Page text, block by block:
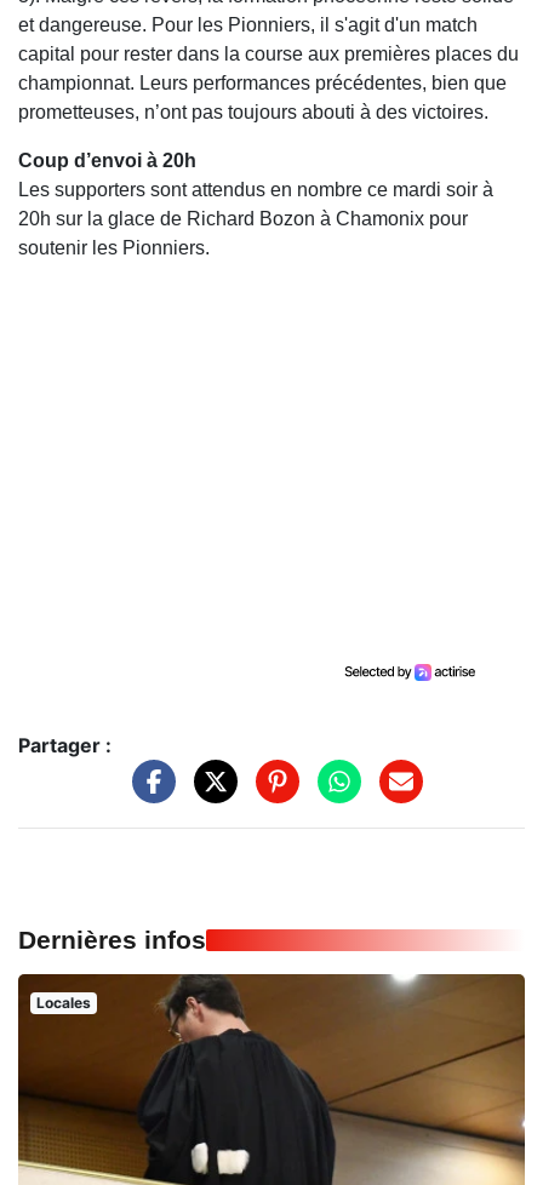
et dangereuse. Pour les Pionniers, il s'agit d'un match
capital pour rester dans la course aux premières places du
championnat. Leurs performances précédentes, bien que
prometteuses, n’ont pas toujours abouti à des victoires.
Coup d’envoi à 20h
Les supporters sont attendus en nombre ce mardi soir à
20h sur la glace de Richard Bozon à Chamonix pour
soutenir les Pionniers.
Partager :
Dernières infos
Locales